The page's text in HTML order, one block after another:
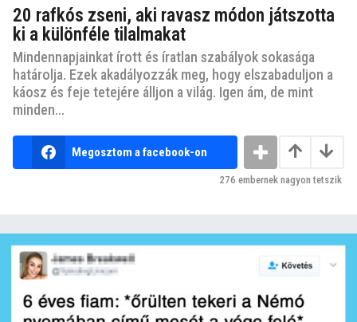
20 rafkós zseni, aki ravasz módon játszotta
ki a különféle tilalmakat
Mindennapjainkat írott és íratlan szabályok sokasága
határolja. Ezek akadályozzák meg, hogy elszabaduljon a
káosz és feje tetejére álljon a világ. Igen ám, de mint
minden...
Megosztom a facebook-on
276 embernek nagyon tetszik